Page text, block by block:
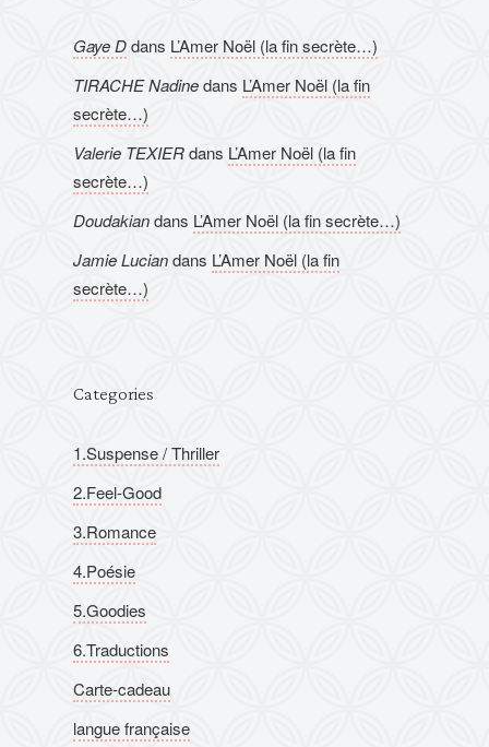
Gaye Ddans L’Amer Noël (la fin secrète…)
TIRACHE Nadinedans L’Amer Noël (la fin
secrète…)
Valerie TEXIERdans L’Amer Noël (la fin
secrète…)
Doudakiandans L’Amer Noël (la fin secrète…)
Jamie Luciandans L’Amer Noël (la fin
secrète…)
Categories
1.Suspense / Thriller
2.Feel-Good
3.Romance
4.Poésie
5.Goodies
6.Traductions
Carte-cadeau
langue française